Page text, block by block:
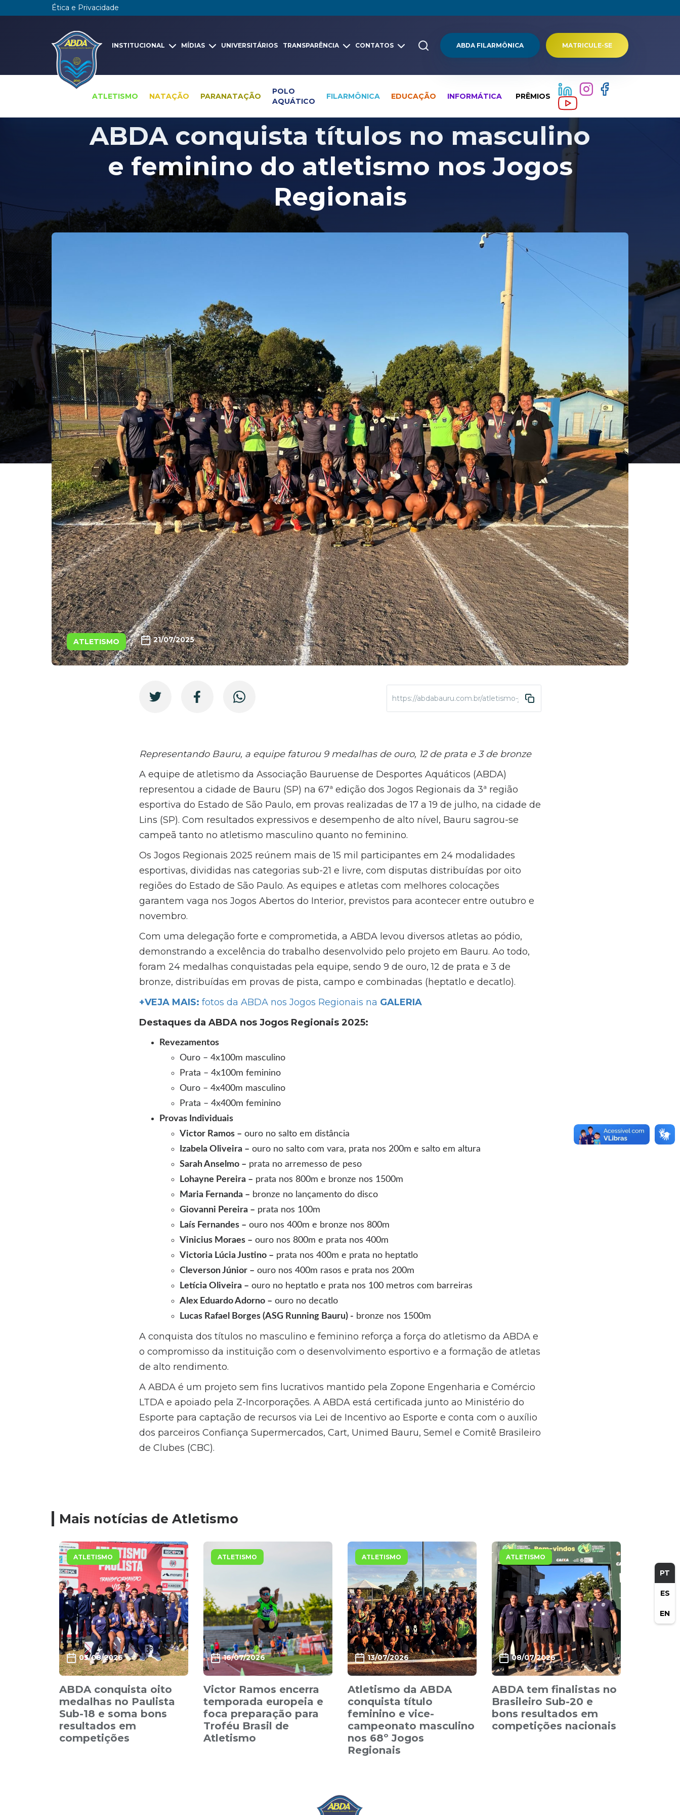
Ética e Privacidade
INSTITUCIONAL MÍDIAS UNIVERSITÁRIOS TRANSPARÊNCIA CONTATOS ABDA FILARMÔNICA MATRICULE-SE
ATLETISMO NATAÇÃO PARANATAÇÃO
POLO
AQUÁTICO
FILARMÔNICA EDUCAÇÃO INFORMÁTICA PRÊMIOS
PT
ES
EN
Pesquisa global Notícias Atletismo
ABDA conquista títulos no masculino
e feminino do atletismo nos Jogos
Regionais
ATLETISMO 21/07/2025
https://abdabauru.com.br/atletismo-jogosregionais2025
Representando Bauru, a equipe faturou 9 medalhas de ouro, 12 de prata e 3 de bronze
A equipe de atletismo da Associação Bauruense de Desportes Aquáticos (ABDA)
representou a cidade de Bauru (SP) na 67ª edição dos Jogos Regionais da 3ª região
esportiva do Estado de São Paulo, em provas realizadas de 17 a 19 de julho, na cidade de
Lins (SP). Com resultados expressivos e desempenho de alto nível, Bauru sagrou-se
campeã tanto no atletismo masculino quanto no feminino.
Os Jogos Regionais 2025 reúnem mais de 15 mil participantes em 24 modalidades
esportivas, divididas nas categorias sub-21 e livre, com disputas distribuídas por oito
regiões do Estado de São Paulo. As equipes e atletas com melhores colocações
garantem vaga nos Jogos Abertos do Interior, previstos para acontecer entre outubro e
novembro.
Com uma delegação forte e comprometida, a ABDA levou diversos atletas ao pódio,
demonstrando a excelência do trabalho desenvolvido pelo projeto em Bauru. Ao todo,
foram 24 medalhas conquistadas pela equipe, sendo 9 de ouro, 12 de prata e 3 de
bronze, distribuídas em provas de pista, campo e combinadas (heptatlo e decatlo).
+VEJA MAIS: fotos da ABDA nos Jogos Regionais na GALERIA
Destaques da ABDA nos Jogos Regionais 2025:
Revezamentos
Ouro – 4x100m masculino
Prata – 4x100m feminino
Ouro – 4x400m masculino
Prata – 4x400m feminino
Provas Individuais
Victor Ramos – ouro no salto em distância
Izabela Oliveira – ouro no salto com vara, prata nos 200m e salto em altura
Sarah Anselmo – prata no arremesso de peso
Lohayne Pereira – prata nos 800m e bronze nos 1500m
Maria Fernanda – bronze no lançamento do disco
Giovanni Pereira – prata nos 100m
Laís Fernandes – ouro nos 400m e bronze nos 800m
Vinicius Moraes – ouro nos 800m e prata nos 400m
Victoria Lúcia Justino – prata nos 400m e prata no heptatlo
Cleverson Júnior – ouro nos 400m rasos e prata nos 200m
Letícia Oliveira – ouro no heptatlo e prata nos 100 metros com barreiras
Alex Eduardo Adorno – ouro no decatlo
Lucas Rafael Borges (ASG Running Bauru) - bronze nos 1500m
A conquista dos títulos no masculino e feminino reforça a força do atletismo da ABDA e
o compromisso da instituição com o desenvolvimento esportivo e a formação de atletas
de alto rendimento.
A ABDA é um projeto sem fins lucrativos mantido pela Zopone Engenharia e Comércio
LTDA e apoiado pela Z-Incorporações. A ABDA está certificada junto ao Ministério do
Esporte para captação de recursos via Lei de Incentivo ao Esporte e conta com o auxílio
dos parceiros Confiança Supermercados, Cart, Unimed Bauru, Semel e Comitê Brasileiro
de Clubes (CBC).
Mais notícias de Atletismo
ATLETISMO
03/08/2026
ABDA conquista oito
medalhas no Paulista
Sub-18 e soma bons
resultados em
competições
ATLETISMO
16/07/2026
Victor Ramos encerra
temporada europeia e
foca preparação para
Troféu Brasil de
Atletismo
ATLETISMO
13/07/2026
Atletismo da ABDA
conquista título
feminino e vice-
campeonato masculino
nos 68º Jogos
Regionais
ATLETISMO
08/07/2026
ABDA tem finalistas no
Brasileiro Sub-20 e
bons resultados em
competições nacionais